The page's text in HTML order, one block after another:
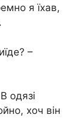
я їхав,
–
одязі
хоч він